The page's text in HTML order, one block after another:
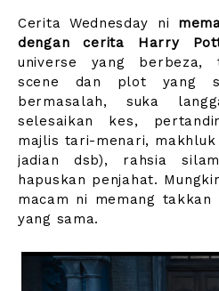
Cerita Wednesday ni
dengan cerita Harry
universe yang berbeza,
scene dan plot yang
bermasalah, suka
selesaikan kes,
majlis tari-menari, makhluk
jadian dsb), rahsia
hapuskan penjahat.
macam ni memang
yang sama.